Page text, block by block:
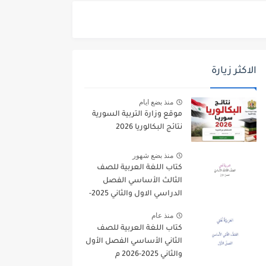
الاكثر زيارة
منذ بضع ايام
موقع وزارة التربية السورية
نتائج البكالوريا 2026
منذ بضع شهور
كتاب اللغة العربية للصف
الثالث الأساسي الفصل
الدراسي الاول والثاني 2025-
منذ عام
كتاب اللغة العربية للصف
الثاني الأساسي الفصل الأول
والثاني 2025-2026 م